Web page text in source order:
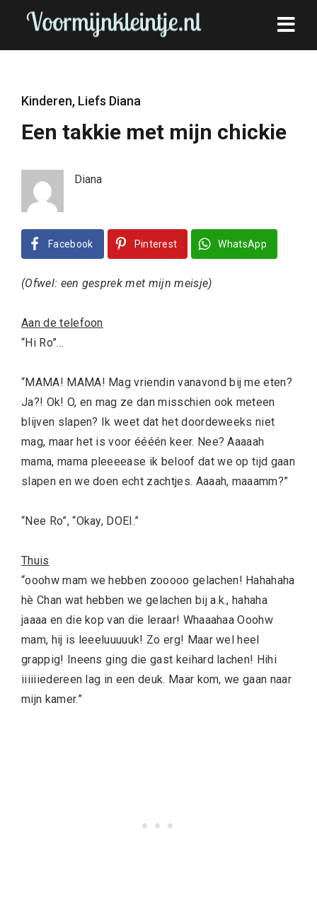
Kinderen, Liefs Diana
Een takkie met mijn chickie
Diana
Facebook Pinterest WhatsApp
(Ofwel: een gesprek met mijn meisje)
Aan de telefoon
“Hi Ro”…
“MAMA! MAMA! Mag vriendin vanavond bij me eten?
Ja?! Ok! O, en mag ze dan misschien ook meteen
blijven slapen? Ik weet dat het doordeweeks niet
mag, maar het is voor éééén keer. Nee? Aaaaah
mama, mama pleeeease ik beloof dat we op tijd gaan
slapen en we doen echt zachtjes. Aaaah, maaamm?”
“Nee Ro”, “Okay, DOEI.”
Thuis
“ooohw mam we hebben zooooo gelachen! Hahahaha
hè Chan wat hebben we gelachen bij a.k., hahaha
jaaaa en die kop van die leraar! Whaaahaa Ooohw
mam, hij is leeeluuuuuk! Zo erg! Maar wel heel
grappig! Ineens ging die gast keihard lachen! Hihi
iiiiiiedereen lag in een deuk. Maar kom, we gaan naar
mijn kamer.”